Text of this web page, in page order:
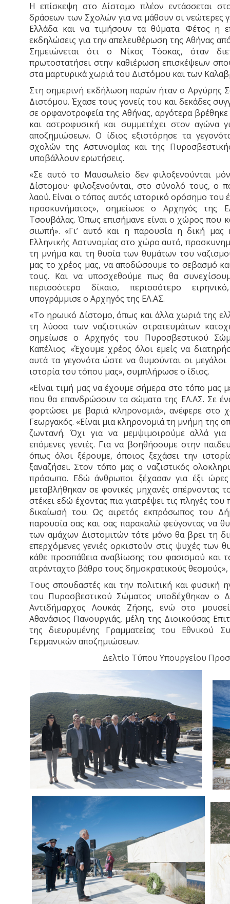
Η επίσκεψη στο Δίστομο πλέον εντάσσεται
δράσεων των Σχολών για να μάθουν οι νεώτερες
Ελλάδα και να τιμήσουν τα θύματα. Φέτος η
εκδηλώσεις για την απελευθέρωση της Αθήνας
Σημειώνεται ότι ο Νίκος Τόσκας, όταν
πρωτοστατήσει στην καθιέρωση επισκέψεων
στα μαρτυρικά χωριά του Διστόμου και των
Στη σημερινή εκδήλωση παρών ήταν ο Αργύρης
Διστόμου. Έχασε τους γονείς του και δεκάδες
σε ορφανοτροφεία της Αθήνας, αργότερα
και αστροφυσική και συμμετέχει στον αγώνα
αποζημιώσεων. Ο ίδιος εξιστόρησε τα
σχολών της Αστυνομίας και της
υποβάλλουν ερωτήσεις.
«Σε αυτό το Μαυσωλείο δεν φιλοξενούνται
Δίστομου· φιλοξενούνται, στο σύνολό τους, ο
λαού. Είναι ο τόπος αυτός ιστορικό ορόσημο του
προσκυνήματος», σημείωσε ο Αρχηγός της
Τσουβάλας. Όπως επισήμανε είναι ο χώρος που
σιωπή». «Γι’ αυτό και η παρουσία η δική
Ελληνικής Αστυνομίας στο χώρο αυτό,
τη μνήμα και τη θυσία των θυμάτων του
μας το χρέος μας, να αποδώσουμε το σεβασμό
τους. Και να υποσχεθούμε πως θα
περισσότερο δίκαιο, περισσότερο
υπογράμμισε ο Αρχηγός της ΕΛ.ΑΣ.
«Το ηρωικό Δίστομο, όπως και άλλα χωριά της
τη λύσσα των ναζιστικών στρατευμάτων
σημείωσε ο Αρχηγός του Πυροσβεστικού
Καπέλιος. «Έχουμε χρέος όλοι εμείς να
αυτά τα γεγονότα ώστε να θυμούνται οι
ιστορία του τόπου μας», συμπλήρωσε ο ίδιος.
«Είναι τιμή μας να έχουμε σήμερα στο τόπο μας
που θα επανδρώσουν τα σώματα της ΕΛ.ΑΣ. Σε
φορτώσει με βαριά κληρονομιά», ανέφερε στο
Γεωργακός. «Είναι μια κληρονομιά τη μνήμη της
ζωντανή. Όχι για να μεμψιμοιρούμε αλλά
επόμενες γενιές. Για να βοηθήσουμε στην
όπως όλοι ξέρουμε, όποιος ξεχάσει την
ξαναζήσει. Στον τόπο μας ο ναζιστικός
πρόσωπο. Εδώ άνθρωποι ξέχασαν για έξι
μεταβλήθηκαν σε φονικές μηχανές σπέρνοντας
στέκει εδώ έχοντας πια γιατρέψει τις πληγές
δικαίωσή του. Ως αιρετός εκπρόσωπος του
παρουσία σας και σας παρακαλώ φεύγοντας να
των αμάχων Διστομιτών τότε μόνο θα βρει τη
επερχόμενες γενιές ορκιστούν στις ψυχές των
κάθε προσπάθεια αναβίωσης του φασισμού και
ατράνταχτο βάθρο τους δημοκρατικούς
Τους σπουδαστές και την πολιτική και φυσική
του Πυροσβεστικού Σώματος υποδέχθηκαν ο
Αντιδήμαρχος Λουκάς Ζήσης, ενώ στο
Αθανάσιος Πανουργιάς, μέλη της Διοικούσας
της διευρυμένης Γραμματείας του Εθνικού
Γερμανικών αποζημιώσεων.
Δελτίο Τύπου Υπουργείου